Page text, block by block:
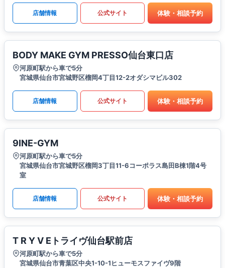
店舗情報 公式サイト 体験・相談予約
BODY MAKE GYM PRESSO仙台東口店
河原町駅から車で5分
宮城県仙台市宮城野区榴岡4丁目12-2オダシマビル302
店舗情報 公式サイト 体験・相談予約
9INE-GYM
河原町駅から車で5分
宮城県仙台市宮城野区榴岡3丁目11-6コーポラス島田B棟1階4号
室
店舗情報 公式サイト 体験・相談予約
T R Y V Eトライヴ仙台駅前店
河原町駅から車で5分
宮城県仙台市青葉区中央1-10-1ヒューモスファイヴ9階